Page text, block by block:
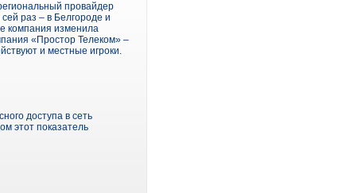
провайдер
раз – в Белгороде и
компания изменила
«Простор Телеком» –
и местные игроки.
доступа в сеть
этот показатель